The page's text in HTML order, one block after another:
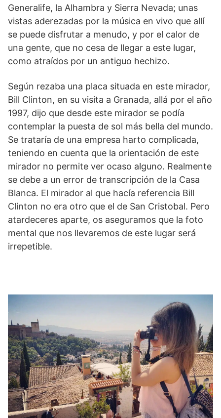
Generalife, la Alhambra y Sierra Nevada; unas
vistas aderezadas por la música en vivo que allí
se puede disfrutar a menudo, y por el calor de
una gente, que no cesa de llegar a este lugar,
como atraídos por un antiguo hechizo.
Según rezaba una placa situada en este mirador,
Bill Clinton, en su visita a Granada, allá por el año
1997, dijo que desde este mirador se podía
contemplar la puesta de sol más bella del mundo.
Se trataría de una empresa harto complicada,
teniendo en cuenta que la orientación de este
mirador no permite ver ocaso alguno. Realmente
se debe a un error de transcripción de la Casa
Blanca. El mirador al que hacía referencia Bill
Clinton no era otro que el de San Cristobal. Pero
atardeceres aparte, os aseguramos que la foto
mental que nos llevaremos de este lugar será
irrepetible.